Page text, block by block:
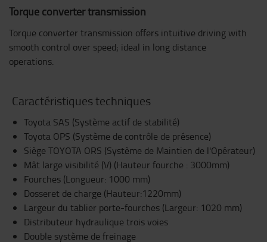
Torque converter transmission
Torque converter transmission offers intuitive driving with
smooth control over speed; ideal in long distance
operations.
Caractéristiques techniques
Toyota SAS (Système actif de stabilité)
Toyota OPS (Système de contrôle de présence)
Siège TOYOTA ORS (Système de Maintien de l'Opérateur)
Mât large visibilité (V) (Hauteur fourche : 3000mm)
Fourches (Longueur: 1000 mm)
Dosseret de charge (Hauteur:1220mm)
Largeur du tablier porte-fourches (Largeur: 1020 mm)
Distributeur hydraulique trois voies
Double système de freinage